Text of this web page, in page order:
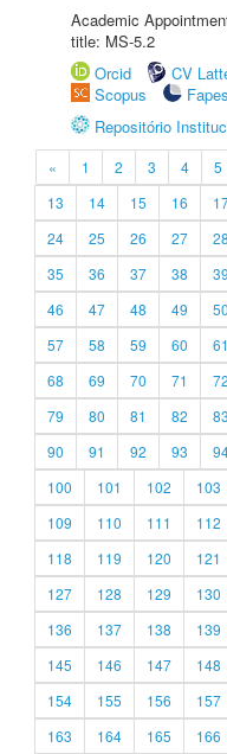
Academic
title: MS-5.2
Orcid
CV
Scopus
Repositório
« 1 2 3 4 5
13
14 15 16
24
25 26 27 28
35
36 37 38 39
46
47 48 49 50
57
58 59 60 61
68
69 70 71 72
79
80 81 82 83
90
91 92 93
100
101 102 103
109
110 111 112
118
119 120 121
127
128 129 130
136
137 138 139
145
146 147 148
154
155 156 157
163
164 165 166